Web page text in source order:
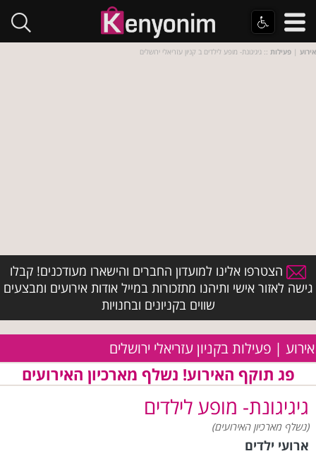
אירוע | פעילות :: גיגיגונת- מופע לילדים ב קניון עזריאלי ירושלים
הצטרפו אלינו למועדון החברים והישארו מעודכנים! קבלו
גישה לאזור אישי ותיהנו מתזכורות במייל אודות אירועים ומבצעים
שווים בקניונים ובחנויות
אירוע | פעילות בקניון עזריאלי ירושלים
פג תוקף האירוע! נשלף מארכיון האירועים
גיגיגונת- מופע לילדים
(נשלף מארכיון האירועים)
ארועי ילדים